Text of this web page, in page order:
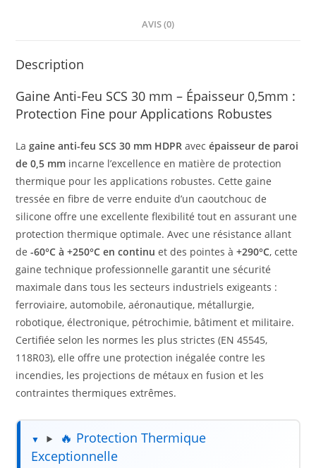
AVIS (0)
Description
Gaine Anti-Feu SCS 30 mm – Épaisseur 0,5mm :
Protection Fine pour Applications Robustes
Lagaine anti-feu SCS 30 mm HDPR avecépaisseur de paroi
de 0,5 mm incarne l’excellence en matière de protection
thermique pour les applications robustes. Cette gaine
tressée en fibre de verre enduite d’un caoutchouc de
silicone offre une excellente flexibilité tout en assurant une
protection thermique optimale. Avec une résistance allant
de-60°C à +250°C en continu et des pointes à+290°C, cette
gaine technique professionnelle garantit une sécurité
maximale dans tous les secteurs industriels exigeants :
ferroviaire, automobile, aéronautique, métallurgie,
robotique, électronique, pétrochimie, bâtiment et militaire.
Certifiée selon les normes les plus strictes (EN 45545,
118R03), elle offre une protection inégalée contre les
incendies, les projections de métaux en fusion et les
contraintes thermiques extrêmes.
🔥 Protection Thermique
Exceptionnelle